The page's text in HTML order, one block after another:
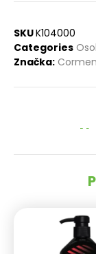
SKUK104000
Categories
Značka: Cormen